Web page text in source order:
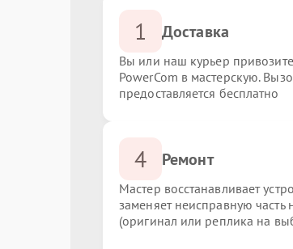
1 Доставка
Вы или наш курьер привозите
PowerCom в мастерскую.
предоставляется бесплатно
4 Ремонт
Мастер восстанавливает
заменяет неисправную часть
(оригинал или реплика на